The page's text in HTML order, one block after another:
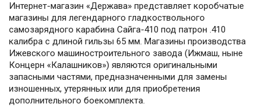
Интернет-магазин «Держава» представляет коробчатые
магазины для легендарного гладкоствольного
самозарядного карабина Сайга-410 под патрон .410
калибра с длиной гильзы 65 мм. Магазины производства
Ижевского машиностроительного завода (Ижмаш, ныне
Концерн «Калашников») являются оригинальными
запасными частями, предназначенными для замены
изношенных, утерянных или для приобретения
дополнительного боекомплекта.